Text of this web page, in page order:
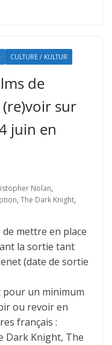
CULTURE / KULTUR
de
sur
juin en
Nolan,
, The Dark Knight,
mettre en place
la sortie tant
(date de sortie
pour un minimum
ou revoir en
français :
Dark Knight, The